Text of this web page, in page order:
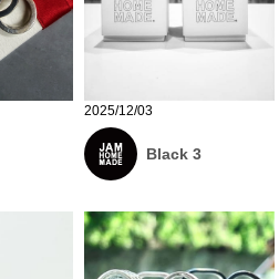
2025/12/03
Black 3